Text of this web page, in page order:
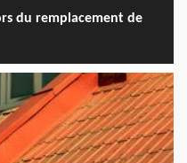
du remplacement de